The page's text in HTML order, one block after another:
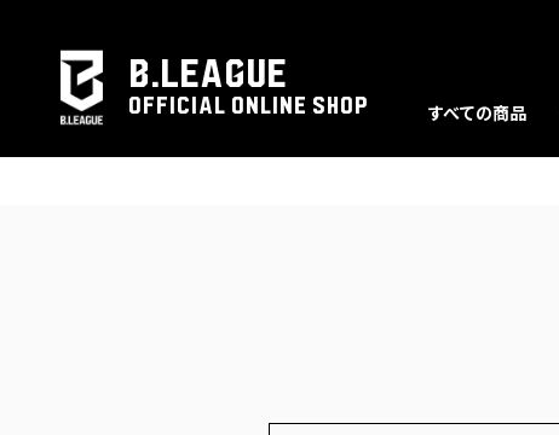
B.LEAGUE
OFFICIAL ONLINE SHOP すべての商品